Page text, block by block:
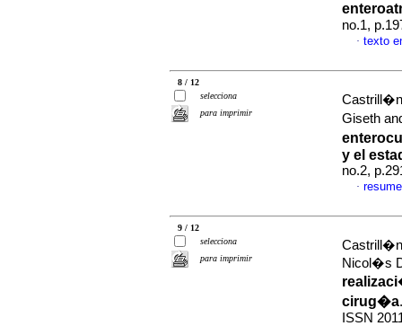
no.1,
· texto
8 / 12
selecciona
para imprimir
Giseth
y el
no.2,
·
9 / 12
selecciona
para imprimir
Nicol�s
cirug�a
ISSN